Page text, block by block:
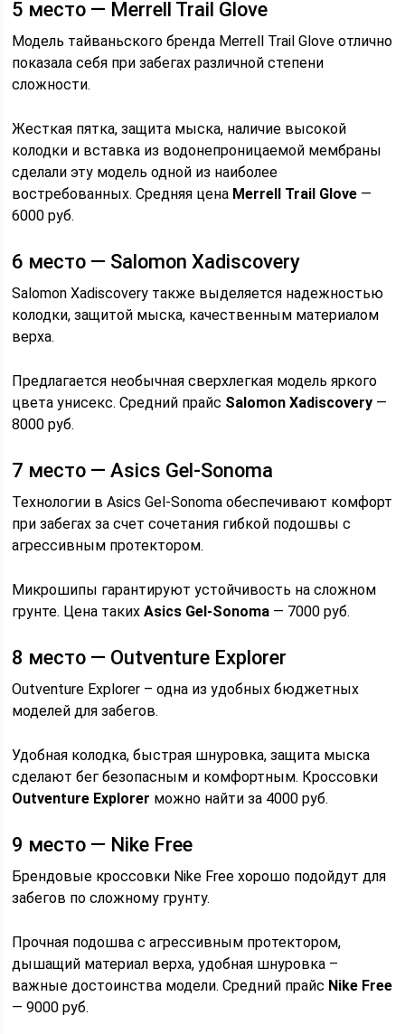
5 место — Merrell Trail Glove
Модель тайваньского бренда Merrell Trail Glove отлично
показала себя при забегах различной степени
сложности.
Жесткая пятка, защита мыска, наличие высокой
колодки и вставка из водонепроницаемой мембраны
сделали эту модель одной из наиболее
востребованных. Средняя цена Merrell Trail Glove —
6000 руб.
6 место — Salomon Xadiscovery
Salomon Xadiscovery также выделяется надежностью
колодки, защитой мыска, качественным материалом
верха.
Предлагается необычная сверхлегкая модель яркого
цвета унисекс. Средний прайс Salomon Xadiscovery —
8000 руб.
7 место — Asics Gel-Sonoma
Технологии в Asics Gel-Sonoma обеспечивают комфорт
при забегах за счет сочетания гибкой подошвы с
агрессивным протектором.
Микрошипы гарантируют устойчивость на сложном
грунте. Цена такихAsics Gel-Sonoma — 7000 руб.
8 место — Outventure Explorer
Outventure Explorer – одна из удобных бюджетных
моделей для забегов.
Удобная колодка, быстрая шнуровка, защита мыска
сделают бег безопасным и комфортным. Кроссовки
Outventure Explorer можно найти за 4000 руб.
9 место — Nike Free
Брендовые кроссовки Nike Free хорошо подойдут для
забегов по сложному грунту.
Прочная подошва с агрессивным протектором,
дышащий материал верха, удобная шнуровка –
важные достоинства модели. Средний прайс Nike Free
— 9000 руб.